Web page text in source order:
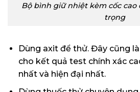
Bộ bình giữ nhiệt kèm cốc cao
trọng
Dùng axit để thử. Đây cũng
cho kết quả test chính xác
nhất và hiện đại nhất.